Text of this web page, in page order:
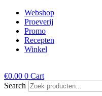
Webshop
Proeverij
Promo
Recepten
Winkel
€0.00 0 Cart
Search